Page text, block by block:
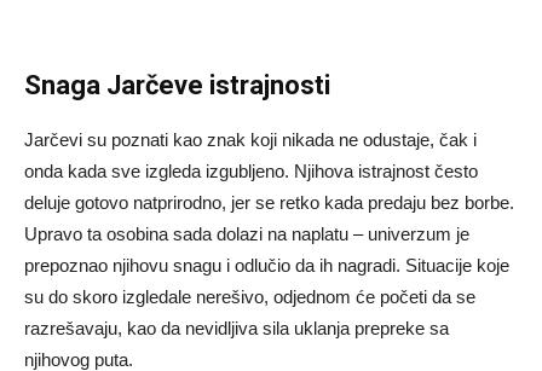
Snaga Jarčeve istrajnosti
Jarčevi su poznati kao znak koji nikada ne odustaje, čak i
onda kada sve izgleda izgubljeno. Njihova istrajnost često
deluje gotovo natprirodno, jer se retko kada predaju bez borbe.
Upravo ta osobina sada dolazi na naplatu – univerzum je
prepoznao njihovu snagu i odlučio da ih nagradi. Situacije koje
su do skoro izgledale nerešivo, odjednom će početi da se
razrešavaju, kao da nevidljiva sila uklanja prepreke sa
njihovog puta.